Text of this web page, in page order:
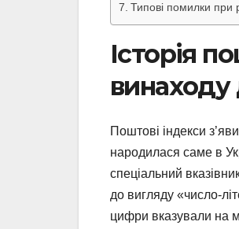
Типові помилки при
Історія
винаходу
Поштові індекси
народилася саме в
спеціальний
до вигляду «число-
цифри вказували на